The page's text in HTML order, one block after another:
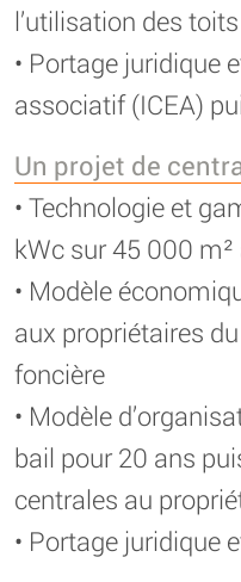
l’utilisation des
• Portage juridique
associatif (ICEA)
Un projet de
• Technologie et
kWc sur 45 000 m²
• Modèle
aux propriétaires
foncière
• Modèle
bail pour 20 ans
centrales au
• Portage juridique